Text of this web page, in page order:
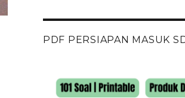
PDF PERSIAPAN MASUK